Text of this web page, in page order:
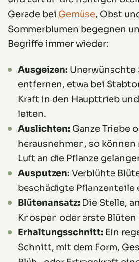
Gerade bei Gemüse, Obst
Sommerblumen begegnen
Begriffe immer wieder:
Ausgeizen:
entfernen, etwa bei
Kraft in den Haupttrieb
leiten.
Auslichten: Ganze Triebe
herausnehmen, so
Luft an die Pflanze
Ausputzen: Verblühte
beschädigte Pflanzenteile
Blütenansatz: Die Stelle,
Knospen oder erste Blüten
Erhaltungsschnitt: Ein
Schnitt, mit dem Form,